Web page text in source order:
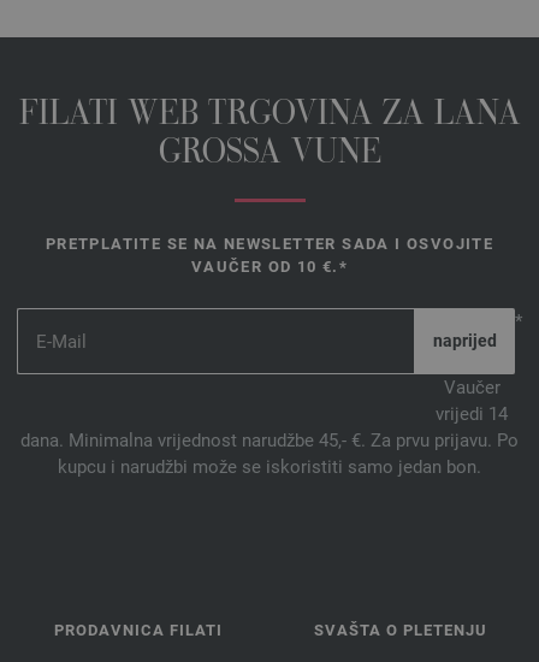
FILATI WEB TRGOVINA ZA LANA
GROSSA VUNE
PRETPLATITE SE NA NEWSLETTER SADA I OSVOJITE
VAUČER OD 10 €.*
*
Vaučer
vrijedi 14
dana. Minimalna vrijednost narudžbe 45,- €. Za prvu prijavu. Po
kupcu i narudžbi može se iskoristiti samo jedan bon.
PRODAVNICA FILATI SVAŠTA O PLETENJU